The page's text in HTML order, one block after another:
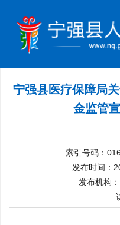
宁强县医疗保障局
金监管
索引号码：
发布时间：
发布机构